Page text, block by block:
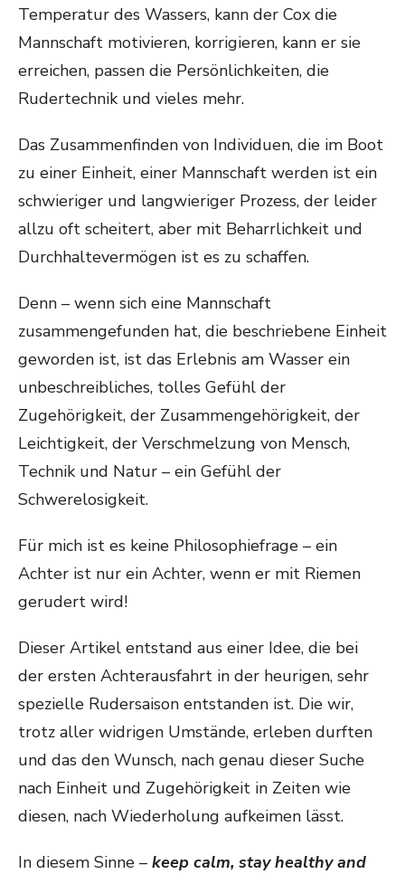
Temperatur des Wassers, kann der Cox die
Mannschaft motivieren, korrigieren, kann er sie
erreichen, passen die Persönlichkeiten, die
Rudertechnik und vieles mehr.
Das Zusammenfinden von Individuen, die im Boot
zu einer Einheit, einer Mannschaft werden ist ein
schwieriger und langwieriger Prozess, der leider
allzu oft scheitert, aber mit Beharrlichkeit und
Durchhaltevermögen ist es zu schaffen.
Denn – wenn sich eine Mannschaft
zusammengefunden hat, die beschriebene Einheit
geworden ist, ist das Erlebnis am Wasser ein
unbeschreibliches, tolles Gefühl der
Zugehörigkeit, der Zusammengehörigkeit, der
Leichtigkeit, der Verschmelzung von Mensch,
Technik und Natur – ein Gefühl der
Schwerelosigkeit.
Für mich ist es keine Philosophiefrage – ein
Achter ist nur ein Achter, wenn er mit Riemen
gerudert wird!
Dieser Artikel entstand aus einer Idee, die bei
der ersten Achterausfahrt in der heurigen, sehr
spezielle Rudersaison entstanden ist. Die wir,
trotz aller widrigen Umstände, erleben durften
und das den Wunsch, nach genau dieser Suche
nach Einheit und Zugehörigkeit in Zeiten wie
diesen, nach Wiederholung aufkeimen lässt.
In diesem Sinne – keep calm, stay healthy and